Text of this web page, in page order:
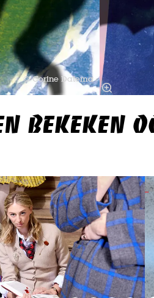
© Corine Datema
BEKEKEN